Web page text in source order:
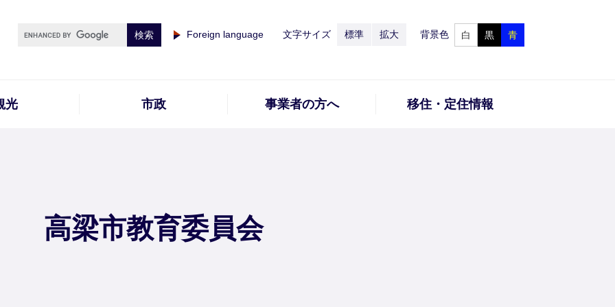
Foreign language 文字サイズ 標準 拡大 背景色 白 黒 青
光 市政 事業者の方へ 移住・定住情報
高梁市教育委員会